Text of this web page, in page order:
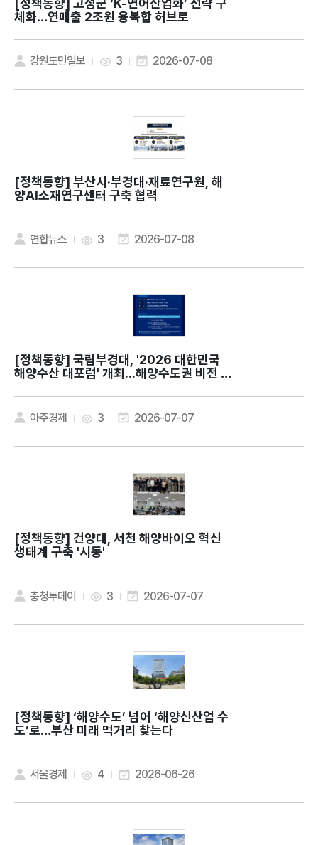
[정책동향]
체화…연매출 2조원 융복합 허브로
강원도민일보 3 2026-07-08
[정책동향]
양AI소재연구센터 구축 협력
연합뉴스 3 2026-07-08
[정책동향]
해양수산 대포럼' 개최...해양수도권 비전 제
아주경제 3 2026-07-07
[정책동향]
생태계 구축 '시동'
충청투데이 3 2026-07-07
[정책동향]
도’로…부산 미래 먹거리 찾는다
서울경제 4 2026-06-26